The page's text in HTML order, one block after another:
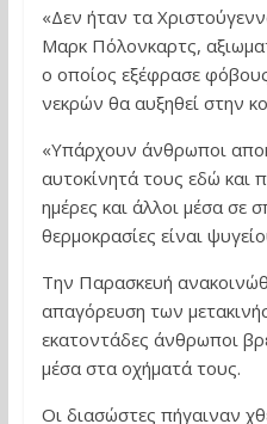
«Δεν ήταν τα
Μαρκ Πόλονκαρτς,
ο οποίος εξέφρασε
νεκρών θα αυξηθεί στην
«Υπάρχουν άνθρωποι
αυτοκίνητά τους εδώ και
ημέρες και άλλοι μέσα σε
θερμοκρασίες είναι
Την Παρασκευή
απαγόρευση των
εκατοντάδες άνθρωποι
μέσα στα οχήματά τους.
Οι διασώστες πήγαιναν